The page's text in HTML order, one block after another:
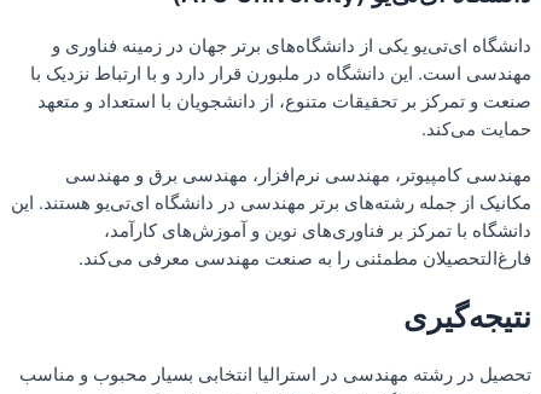
دانشگاه ای‌تی‌یو یکی از دانشگاه‌های برتر جهان در زمینه فناوری و
مهندسی است. این دانشگاه در ملبورن قرار دارد و با ارتباط نزدیک با
صنعت و تمرکز بر تحقیقات متنوع، از دانشجویان با استعداد و متعهد
حمایت می‌کند.
مهندسی کامپیوتر، مهندسی نرم‌افزار، مهندسی برق و مهندسی
مکانیک از جمله رشته‌های برتر مهندسی در دانشگاه ای‌تی‌یو هستند. این
دانشگاه با تمرکز بر فناوری‌های نوین و آموزش‌های کارآمد،
فارغ‌التحصیلان مطمئنی را به صنعت مهندسی معرفی می‌کند.
نتیجه‌گیری
تحصیل در رشته مهندسی در استرالیا انتخابی بسیار محبوب و مناسب